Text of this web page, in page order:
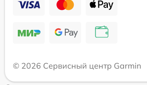
© 2026 Сервисный центр Garmin